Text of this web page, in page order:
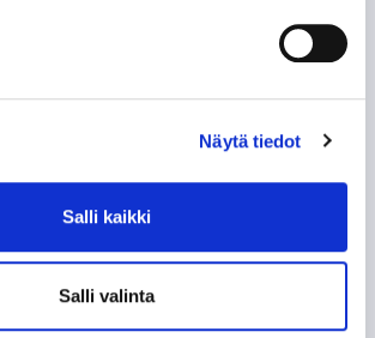
Näytä tiedot
Salli kaikki
Salli valinta